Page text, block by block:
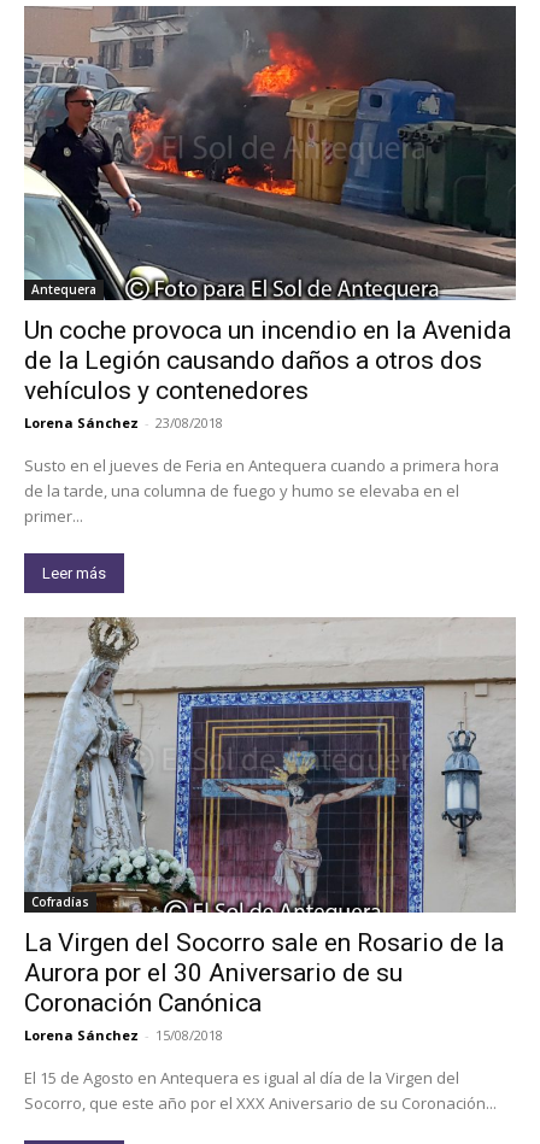
Antequera
Un coche provoca un incendio en la Avenida
de la Legión causando daños a otros dos
vehículos y contenedores
Lorena Sánchez - 23/08/2018
Susto en el jueves de Feria en Antequera cuando a primera hora
de la tarde, una columna de fuego y humo se elevaba en el
primer...
Leer más
Cofradías
La Virgen del Socorro sale en Rosario de la
Aurora por el 30 Aniversario de su
Coronación Canónica
Lorena Sánchez - 15/08/2018
El 15 de Agosto en Antequera es igual al día de la Virgen del
Socorro, que este año por el XXX Aniversario de su Coronación...